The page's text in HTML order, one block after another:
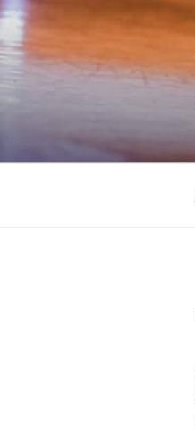
Aller
contenu
principal